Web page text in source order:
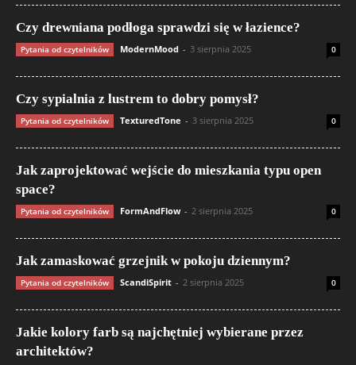
Czy drewniana podłoga sprawdzi się w łazience?
Pytania od czytelników ModernMood - 3 sierpnia 2025 0
Czy sypialnia z lustrem to dobry pomysł?
Pytania od czytelników TexturedTone - 3 sierpnia 2025 0
Jak zaprojektować wejście do mieszkania typu open
space?
Pytania od czytelników FormAndFlow - 2 sierpnia 2025 0
Jak zamaskować grzejnik w pokoju dziennym?
Pytania od czytelników ScandiSpirit - 2 sierpnia 2025 0
Jakie kolory farb są najchętniej wybierane przez
architektów?